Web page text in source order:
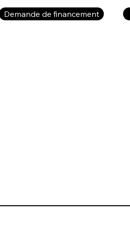
Demande de financement